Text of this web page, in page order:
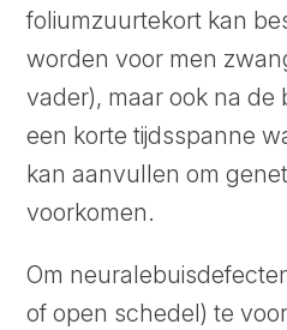
foliumzuurtekort kan
worden voor men
vader), maar ook na de
een korte tijdsspanne
kan aanvullen om
voorkomen.
Om
of open schedel) te